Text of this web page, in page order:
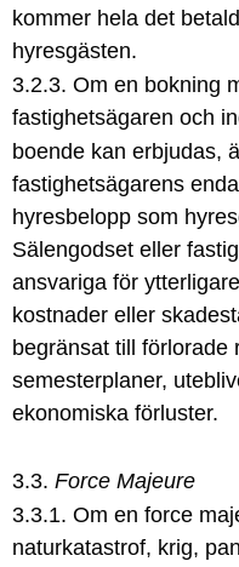
kommer hela det
hyresgästen.
3.2.3. Om en bokning
fastighetsägaren och
boende kan erbjudas,
fastighetsägarens
hyresbelopp som
Sälengodset eller
ansvariga för
kostnader eller
begränsat till förlorade
semesterplaner,
ekonomiska förluster.
3.3. Force Majeure
3.3.1. Om en force
naturkatastrof, krig,